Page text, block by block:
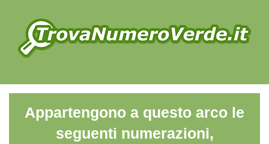
Appartengono a questo arco le
seguenti numerazioni,